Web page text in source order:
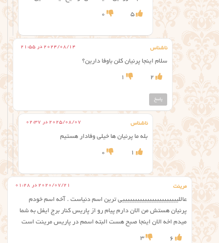
5
0
ناشناس 2024/08/14 در 21:55
سلام اینجا پرنیان کلن باوفا دارین؟
2
1
پاسخ
ناشناس 2025/08/07 در 02:37
بله ما پرنیان ها خیلی وفادار هستیم
1
0
مرینت 2020/07/21 در 01:28
عاللیییییییییییییییییییییییی ترین اسم دنیاست . آخه اسم خودم
پرنیان هستش من الان دارم پیام رو از پاریس کنار برج ایفل به شما
میدم اخه الان اینجا صبح هست البته اسمم در پاریس مرینت است
6
3